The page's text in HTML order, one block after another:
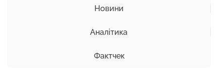
Новини
Аналітика
Фактчек